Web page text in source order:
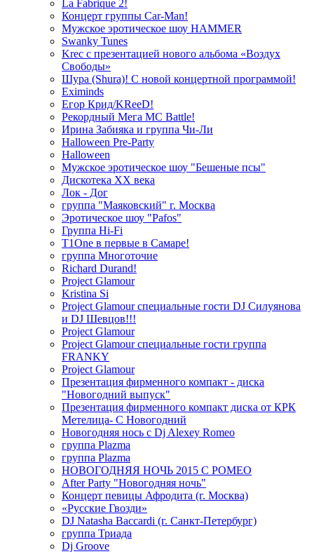
La Fabrique 2!
Концерт группы Car-Man!
Мужское эротическое шоу HAMMER
Swanky Tunes
Krec с презентацией нового альбома «Воздух
Свободы»
Шура (Shura)! С новой концертной программой!
Eximinds
Егор Крид/KReeD!
Рекордный Мега МС Battle!
Ирина Забияка и группа Чи-Ли
Halloween Pre-Party
Halloween
Мужское эротическое шоу "Бешеные псы"
Дискотека ХХ века
Лок - Дог
группа "Маяковский" г. Москва
Эротическое шоу "Pafos"
Группа Hi-Fi
T1One в первые в Самаре!
группа Многоточие
Richard Durand!
Project Glamour
Kristina Si
Project Glamour специальные гости DJ Силуянова
и DJ Шевцов!!!
Project Glamour
Project Glamour специальные гости группа
FRANKY
Project Glamour
Презентация фирменного компакт - диска
"Новогодний выпуск"
Презентация фирменного компакт диска от КРК
Метелица- С Новогодний
Новогодняя нось с Dj Alexey Romeo
группа Plazma
группа Plazma
НОВОГОДНЯЯ НОЧЬ 2015 C РОМЕО
After Party "Новогодняя ночь"
Концерт певицы Афродита (г. Москва)
«Русские Гвозди»
DJ Natasha Baccardi (г. Санкт-Петербург)
группа Триада
Dj Groove